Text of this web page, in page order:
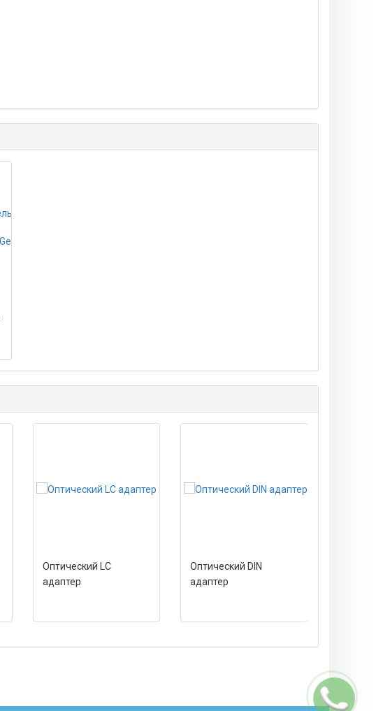
Оптический LC
адаптер
Оптический DIN
адаптер
Заказать
звонок